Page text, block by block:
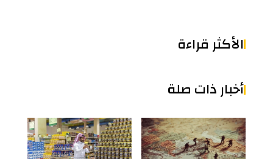
الأكثر قراءة
أخبار ذات صلة